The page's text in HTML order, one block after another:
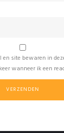
site bewaren in
wanneer ik een